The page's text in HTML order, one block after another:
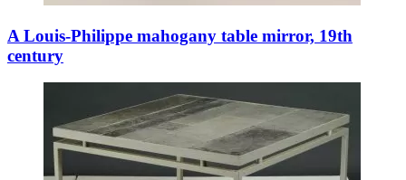
A Louis-Philippe mahogany table mirror, 19th
century